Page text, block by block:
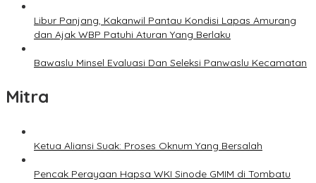
Libur Panjang, Kakanwil Pantau Kondisi Lapas Amurang
dan Ajak WBP Patuhi Aturan Yang Berlaku
Bawaslu Minsel Evaluasi Dan Seleksi Panwaslu Kecamatan
Mitra
Ketua Aliansi Suak: Proses Oknum Yang Bersalah
Pencak Perayaan Hapsa WKI Sinode GMIM di Tombatu